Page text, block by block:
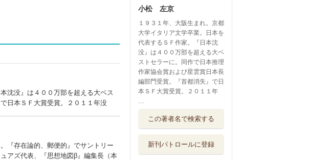
沈没』は４００万部を超える大ベス
日本ＳＦ大賞受賞。２０１１年没
『存在論的、郵便的』でサントリー
アズ代表、『思想地図β』編集長（本
小松 左京
１９３１年、大阪生まれ。京都
大学イタリア文学卒業。日本を
代表するＳＦ作家。『日本沈
没』は４００万部を超える大ベ
ストセラーに。同作で日本推理
作家協会賞および星雲賞日本長
編部門受賞。『首都消失』で日
本ＳＦ大賞受賞。２０１１年
…
この著者名で検索する
新刊パトロールに登録
小学館
平和と愚かさ